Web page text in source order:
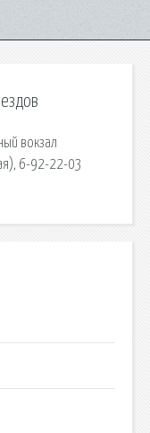
вокзал
6-92-22-03